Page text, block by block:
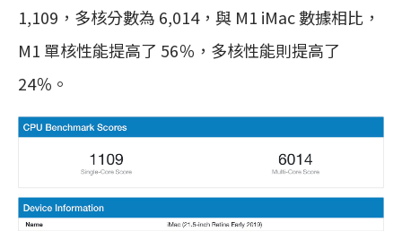
1,109，多核分數為 6,014，與 ‌M1‌ ‌iMac‌ 數據相比，
M1 單核性能提高了 56％，多核性能則提高了
24％。